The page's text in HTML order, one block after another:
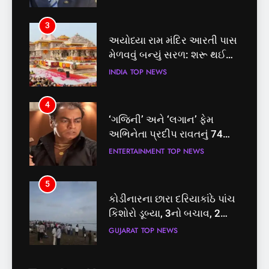
4
‘ગજિની’ અને ‘લગાન’ ફેમ
અભિનેતા પ્રદીપ રાવતનું 74
વર્ષની વયે નિધન, બ્લડ કેન્સર
ENTERTAINMENT
5
કોડીનારના છારા દરિયાકાંઠે પાંચ
કિશોરો ડૂબ્યા, 3નો બચાવ, 2
લાપતા
GUJARAT TOP NEWS
6
પાસપોર્ટ વેરિફિકેશન માટે હવે
પોલીસ સ્ટેશનના ધક્કામાંથી
મુક્તિ,ગુજરાતમાં વેરિફિકેશન
GUJARAT TOP NEWS
5
કોડીનારના છારા દરિયાકાંઠે પાંચ
કિશોરો ડૂબ્યા, 3નો બચાવ, 2
લાપતા
GUJARAT TOP NEWS